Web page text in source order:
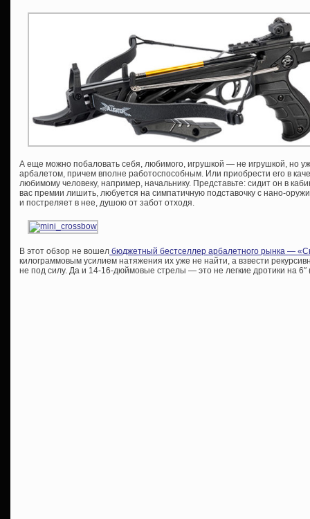
А еще можно побаловать себя, любимого, игрушкой — не игрушкой, но
арбалетом, причем вполне работоспособным. Или приобрести его в
любимому человеку, например, начальнику. Представьте: сидит он в
вас премии лишить, любуется на симпатичную подставочку с нано-
и постреляет в нее, душою от забот отходя.
В этот обзор не вошел бюджетный бестселлер арбалетного рынка —
килограммовым усилием натяжения их уже не найти, а взвести
не под силу. Да и 14-16-дюймовые стрелы — это не легкие дротики на 6″